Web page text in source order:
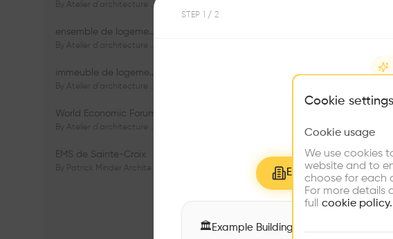
By Atelier d'architecture Jacques Bugna SA
ensemble de logements HBM - HM - LGZD - PPE «Rieu-Malagnou»
By Atelier d'architecture Jacques Bugna SA
immeuble de logements HBM «Les Genêts»
By Atelier d'architecture Jacques Bugna SA
World Economic Forum
By Atelier d'architecture Jacques Bugna SA
EMS de Sainte-Croix
By Patrick Minder Architectes Sàrl
Complexe scolaire de Vigner
Patrick Minder Architectes Sàrl
Facade
•
•
Une
et les
STEP / 2
Choose your
Explore Buildings
🏛 Example Buildings
Cookie settings
Cookie usage
We use cookies
website and to
choose for each
For more details
full
cookie policy.